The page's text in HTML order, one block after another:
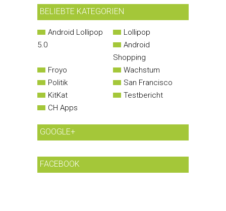
BELIEBTE KATEGORIEN
Android Lollipop
5.0
Lollipop
Android
Shopping
Froyo
Wachstum
Politik
San Francisco
KitKat
Testbericht
CH Apps
GOOGLE+
FACEBOOK